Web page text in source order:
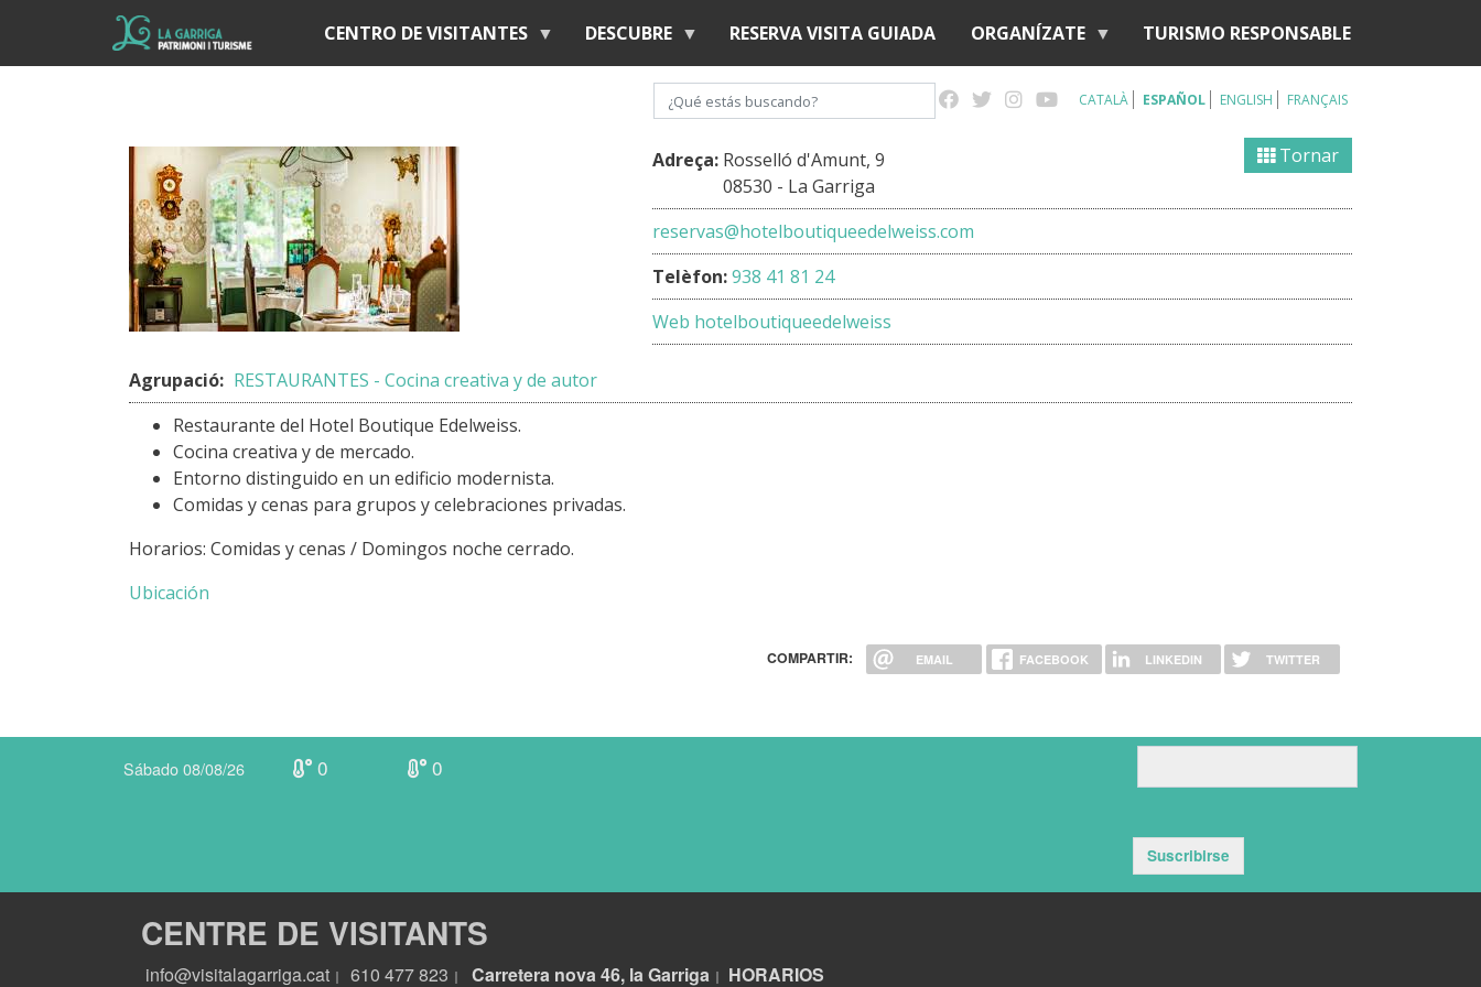
al
contenido
principal
CENTRO DE VISITANTES DESCUBRE RESERVA VISITA GUIADA ORGANÍZATE TURISMO RESPONSABLE
CATALÀ ESPAÑOL ENGLISH FRANÇAIS
Buscar
Tornar
Adreça: Rosselló d'Amunt, 9
08530 - La Garriga
reservas@hotelboutiqueedelweiss.com
Telèfon:938 41 81 24
Web hotelboutiqueedelweiss
Agrupació: RESTAURANTES - Cocina creativa y de autor
Restaurante del Hotel Boutique Edelweiss.
Cocina creativa y de mercado.
Entorno distinguido en un edificio modernista.
Comidas y cenas para grupos y celebraciones privadas.
Horarios: Comidas y cenas / Domingos noche cerrado.
Ubicación
COMPARTIR: EMAIL FACEBOOK LINKEDIN TWITTER
Sábado 08/08/26 0 0
Suscribirse
CENTRE DE VISITANTS
info@visitalagarriga.cat 610 477 823 Carretera nova 46, la Garriga HORARIOS